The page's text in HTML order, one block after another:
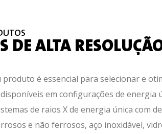
DE ALTA
é essencial para selecionar e
em configurações de energia
de raios X de energia única com
e não ferrosos, aço inoxidável,